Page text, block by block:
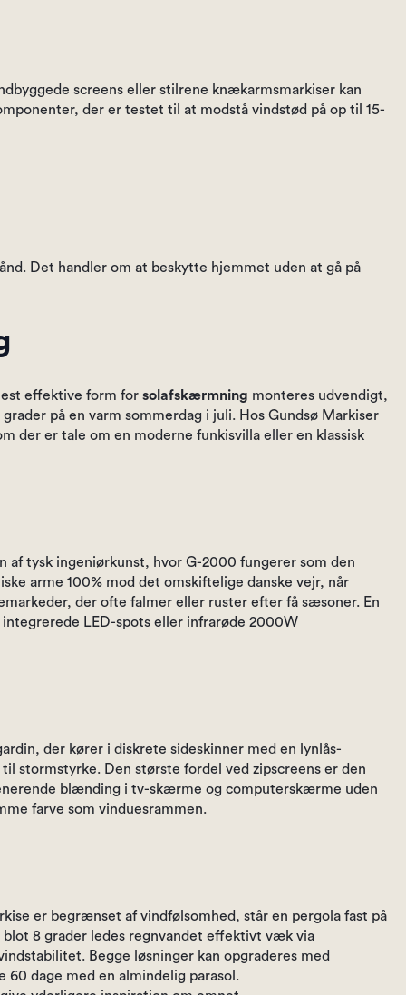
screens eller stilrene knækarmsmarkiser kan
der er testet til at modstå vindstød på op til 15-
Det handler om at beskytte hjemmet uden at gå på
effektive form for solafskærmning monteres udvendigt,
på en varm sommerdag i juli. Hos Gundsø Markiser
der er tale om en moderne funkisvilla eller en klassisk
af tysk ingeniørkunst, hvor G-2000 fungerer som den
arme 100% mod det omskiftelige danske vejr, når
der ofte falmer eller ruster efter få sæsoner. En
LED-spots eller infrarøde 2000W
der kører i diskrete sideskinner med en lynlås-
stormstyrke. Den største fordel ved zipscreens er den
blænding i tv-skærme og computerskærme uden
farve som vinduesrammen.
er begrænset af vindfølsomhed, står en pergola fast på
8 grader ledes regnvandet effektivt væk via
Begge løsninger kan opgraderes med
dage med en almindelig parasol.